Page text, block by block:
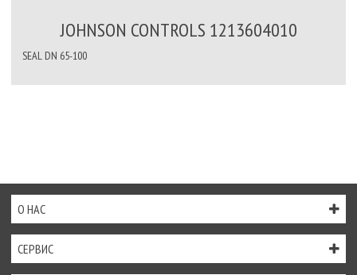
JOHNSON CONTROLS 1213604010
SEAL DN 65-100
О НАС
СЕРВИС